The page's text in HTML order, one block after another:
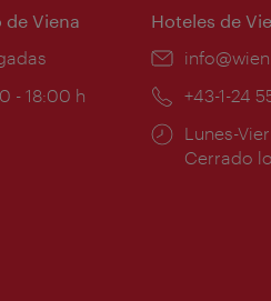
Viena
- 18:00 h
Hoteles de
e-
Teléfono:
+43-1-24
Horarios
de
Lunes-
Cerrado